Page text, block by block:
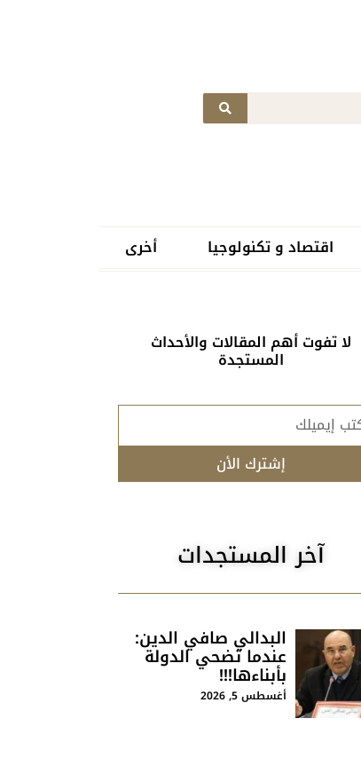
اقتصاد و تكنولوجيا أخرى
لا تفوت أهم المقالات والأحداث
المستجدة
إشترك الأن
آخر المستجدات
البدالي صافي الدين:
عندما تضحي الدولة
بأبناءها!!!
أغسطس 5, 2026